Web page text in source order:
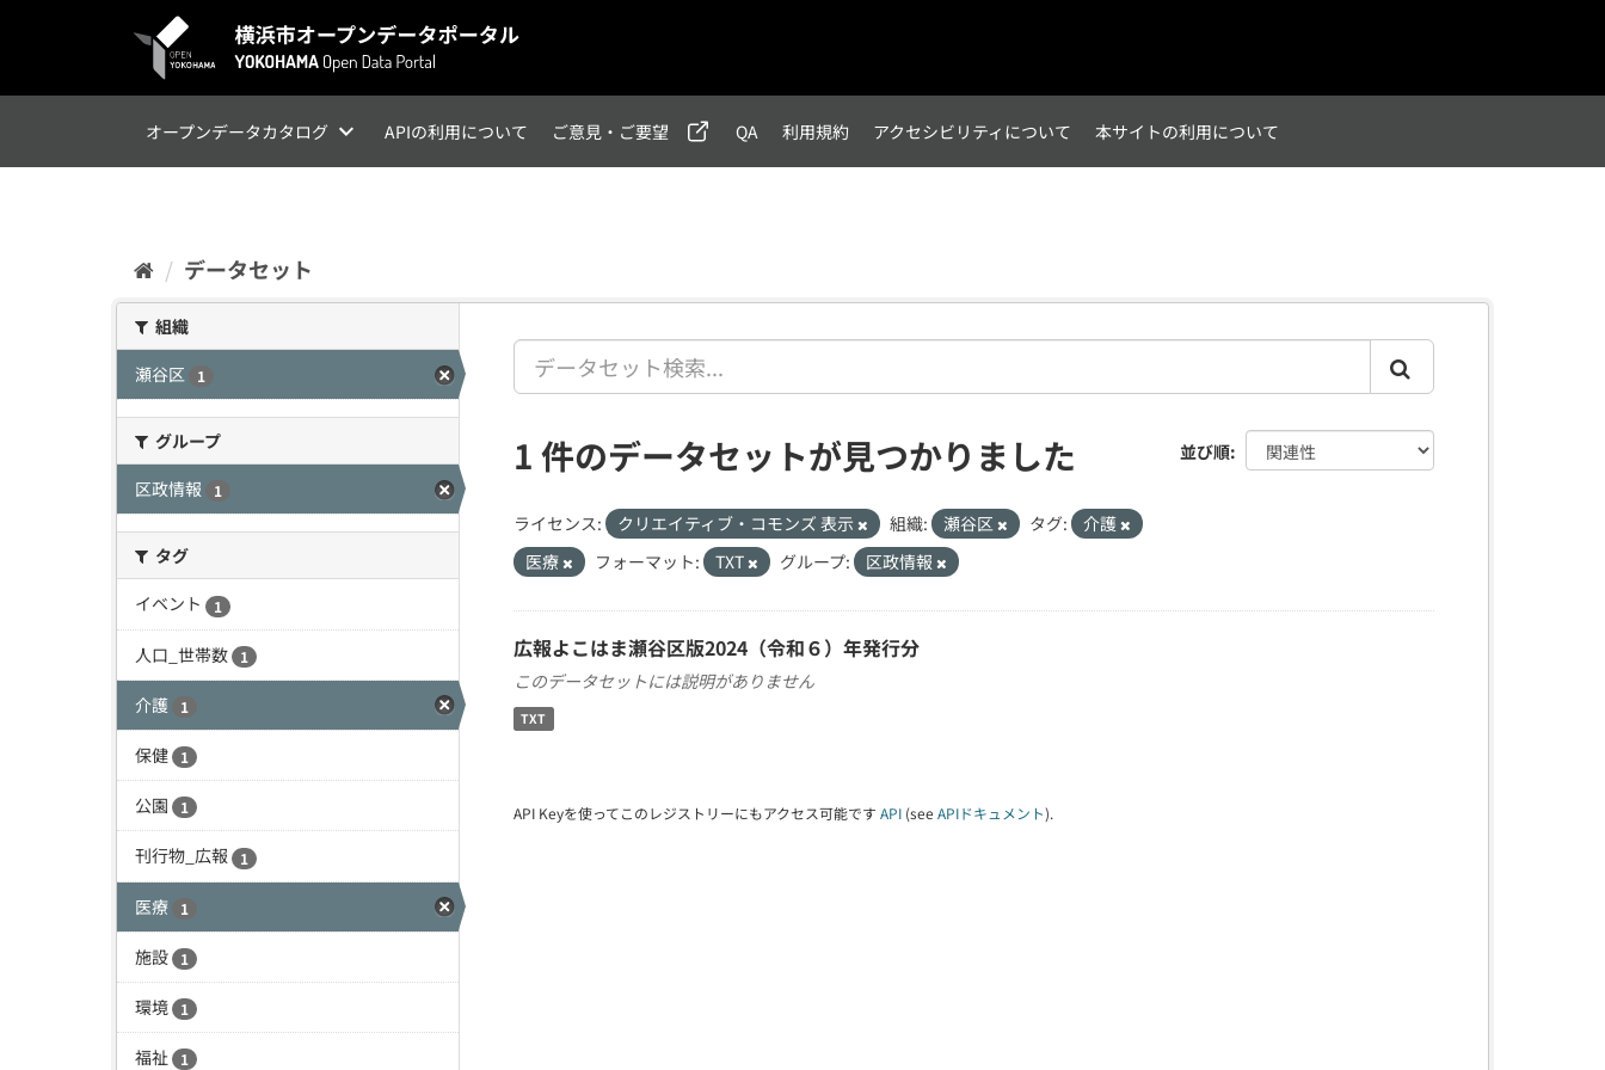
オープンデータカタログ APIの利用について ご意見・ご要望 QA 利用規約 アクセシビリティについて 本サイトの利用について
データセット
組織
瀬谷区
1
グループ
区政情報
1
タグ
イベント
1
人口_世帯数 1
介護 1
保健 1
公園 1
刊行物_広報 1
医療 1
施設 1
環境 1
福祉 1
並び順
1 件のデータセットが見つかりました
ライセンス: クリエイティブ・コモンズ 表示 組織: 瀬谷区 タグ:
介護
医療
フォーマット: TXT グループ: 区政情報
広報よこはま瀬谷区版2024（令和６）年発行分
このデータセットには説明がありません
TXT
API Keyを使ってこのレジストリーにもアクセス可能です API (see APIドキュメント).